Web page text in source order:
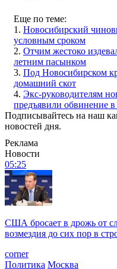
Еще по теме:
1. Новосибирский
условным сроком
2. Отчим жестоко
летним пасынком
3. Под Новосибирском
домашний скот
4. Экс-руководителям
предъявили обвинение
Подписывайтесь на наш
новостей дня.
Реклама
Новости
05:25
США бросает в дрожь от
возмездия до сих пор в
corner
Политика Москва